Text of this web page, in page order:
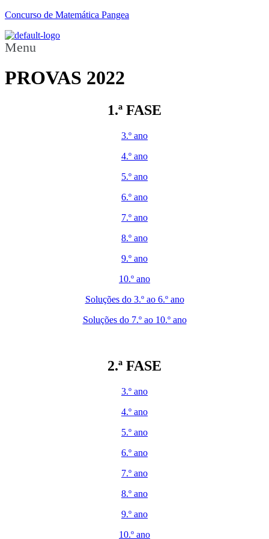
Concurso de Matemática Pangea
Menu
PROVAS 2022
1.ª FASE
3.º ano
4.º ano
5.º ano
6.º ano
7.º ano
8.º ano
9.º ano
10.º ano
Soluções do 3.º ao 6.º ano
Soluções do 7.º ao 10.º ano
2.ª FASE
3.º ano
4.º ano
5.º ano
6.º ano
7.º ano
8.º ano
9.º ano
10.º ano